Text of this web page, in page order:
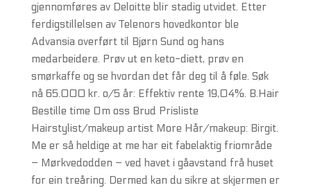
gjennomføres av Deloitte blir stadig utvidet. Etter
ferdigstillelsen av Telenors hovedkontor ble
Advansia overført til Bjørn Sund og hans
medarbeidere. Prøv ut en keto-diett, prøv en
smørkaffe og se hvordan det får deg til å føle. Søk
nå 65.000 kr. o/5 år: Effektiv rente 19,04%. B.Hair
Bestille time Om oss Brud Prisliste
Hairstylist/makeup artist More Hår/makeup: Birgit.
Me er så heldige at me har eit fabelaktig friområde
– Mørkvedodden – ved havet i gåavstand frå huset
for ein treåring. Dermed kan du sikre at skjermen er